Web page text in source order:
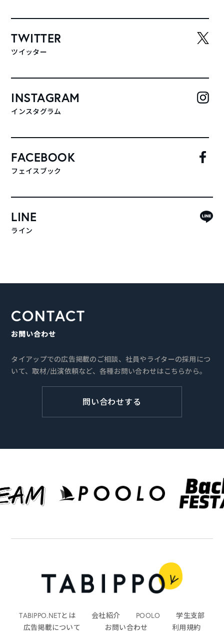
TWITTER
ツイッター
INSTAGRAM
インスタグラム
FACEBOOK
フェイスブック
LINE
ライン
CONTACT
お問い合わせ
タイアップでの広告掲載のご相談、社員やライターの採用につ
いて、取材/出演依頼など、各種お問い合わせはこちらから。
問い合わせする
TABIPPO.NETとは 会社紹介 POOLO
学生支部
広告掲載について
お問い合わせ
利用規約